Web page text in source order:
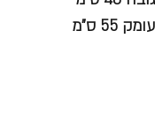
עומק 55 ס"מ